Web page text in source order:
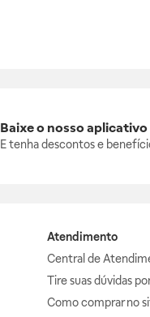
Baixe o nosso aplicativo
E tenha descontos e
Atendimento
Central de
Tire suas dúvidas
Como comprar no